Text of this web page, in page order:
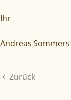
Ihr
Andreas Sommers
Zurück